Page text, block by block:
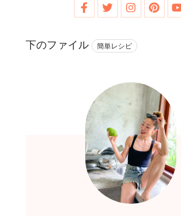
下のファイル 簡単レシピ